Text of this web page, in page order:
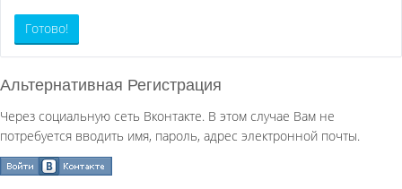
Готово!
Альтернативная Регистрация
Через социальную сеть Вконтакте. В этом случае Вам не
потребуется вводить имя, пароль, адрес электронной почты.